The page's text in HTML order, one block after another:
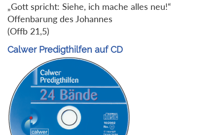
„Gott spricht: Siehe, ich mache alles neu!“
Offenbarung des Johannes
(Offb 21,5)
Calwer Predigthilfen auf CD